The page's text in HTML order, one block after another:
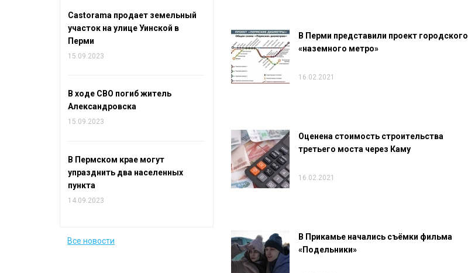
Castorama продает земельный
участок на улице Уинской в
Перми
15.09.2023
В ходе СВО погиб житель
Александровска
15.09.2023
В Пермском крае могут
упразднить два населенных
пункта
14.09.2023
Все новости
В Перми представили проект городского
«наземного метро»
16.02.2021
Оценена стоимость строительства
третьего моста через Каму
16.02.2021
В Прикамье начались съёмки фильма
«Подельники»